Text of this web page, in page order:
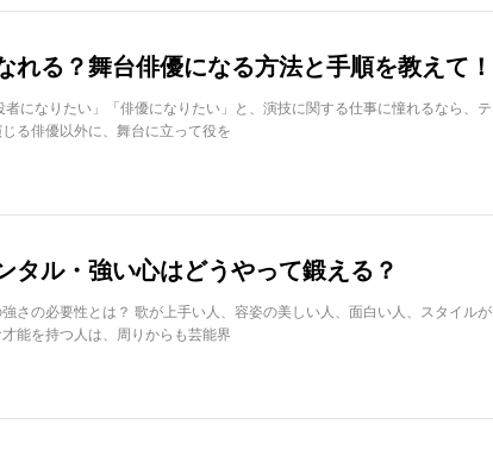
れる？舞台俳優になる方法と手順を教えて！
者になりたい」「俳優になりたい」と、演技に関する仕事に憧れるなら、テ
る俳優以外に、舞台に立って役を
タル・強い心はどうやって鍛える？
さの必要性とは？ 歌が上手い人、容姿の美しい人、面白い人、スタイルが
能を持つ人は、周りからも芸能界